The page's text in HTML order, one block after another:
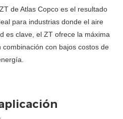
de Atlas Copco es el resultado
para industrias donde el aire
es clave, el ZT ofrece la máxima
con bajos costos de